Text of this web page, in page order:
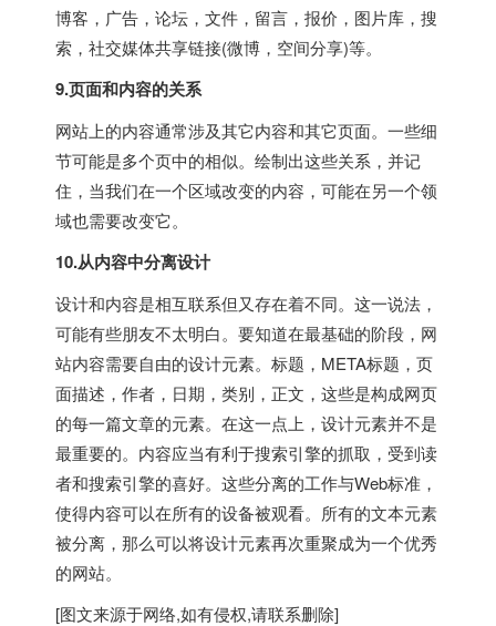
博客，广告，论坛，文件，留言，报价，图片库，搜
索，社交媒体共享链接(微博，空间分享)等。
9.页面和内容的关系
网站上的内容通常涉及其它内容和其它页面。一些细
节可能是多个页中的相似。绘制出这些关系，并记
住，当我们在一个区域改变的内容，可能在另一个领
域也需要改变它。
10.从内容中分离设计
设计和内容是相互联系但又存在着不同。这一说法，
可能有些朋友不太明白。要知道在最基础的阶段，网
站内容需要自由的设计元素。标题，META标题，页
面描述，作者，日期，类别，正文，这些是构成网页
的每一篇文章的元素。在这一点上，设计元素并不是
最重要的。内容应当有利于搜索引擎的抓取，受到读
者和搜索引擎的喜好。这些分离的工作与Web标准，
使得内容可以在所有的设备被观看。所有的文本元素
被分离，那么可以将设计元素再次重聚成为一个优秀
的网站。
[图文来源于网络,如有侵权,请联系删除]